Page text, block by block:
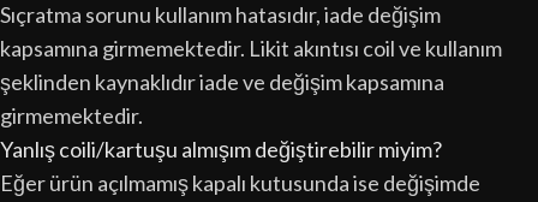
Sıçratma sorunu kullanım hatasıdır, iade değişim
kapsamına girmemektedir. Likit akıntısı coil ve kullanım
şeklinden kaynaklıdır iade ve değişim kapsamına
girmemektedir.
Yanlış coili/kartuşu almışım değiştirebilir miyim?
Eğer ürün açılmamış kapalı kutusunda ise değişimde